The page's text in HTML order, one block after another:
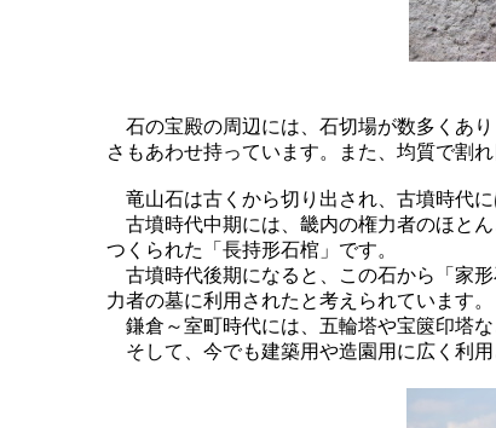
石の宝殿の周辺には、石切場が数多くあ
さもあわせ持っています。また、均質で割
竜山石は古くから切り出され、古墳時代に
古墳時代中期には、畿内の権力者のほと
つくられた「長持形石棺」です。
古墳時代後期になると、この石から「家
力者の墓に利用されたと考えられています。
鎌倉～室町時代には、五輪塔や宝篋印塔
そして、今でも建築用や造園用に広く利用